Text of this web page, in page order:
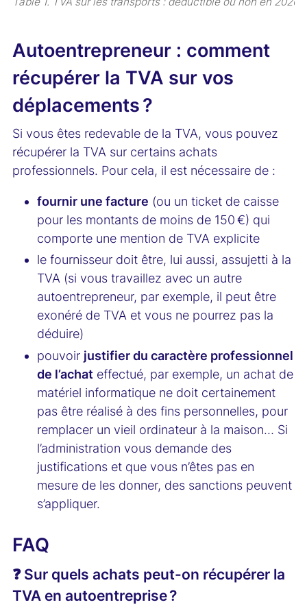
Autoentrepreneur : comment
récupérer la TVA sur vos
déplacements ?
Si vous êtes redevable de la TVA, vous pouvez
récupérer la TVA sur certains achats
professionnels. Pour cela, il est nécessaire de :
fournir une facture (ou un ticket de caisse
pour les montants de moins de 150 €) qui
comporte une mention de TVA explicite
le fournisseur doit être, lui aussi, assujetti à la
TVA (si vous travaillez avec un autre
autoentrepreneur, par exemple, il peut être
exonéré de TVA et vous ne pourrez pas la
déduire)
pouvoir justifier du caractère professionnel
de l’achat effectué, par exemple, un achat de
matériel informatique ne doit certainement
pas être réalisé à des fins personnelles, pour
remplacer un vieil ordinateur à la maison… Si
l’administration vous demande des
justifications et que vous n’êtes pas en
mesure de les donner, des sanctions peuvent
s’appliquer.
FAQ
❓ Sur quels achats peut-on récupérer la
TVA en autoentreprise ?